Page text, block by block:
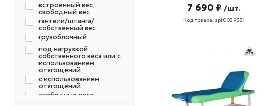
7 690 ₽ /шт.
Код товара: spt0039331
REBEL
SHUA
SPEEDIANCE
SPIRIT
STARFIT
SVENSSON
TANGEN
TORRES
встроенный вес,
свободный вес
гантели/штанга/
собственный вес
грузоблочный
под нагрузкой
собственного веса или с
использованием
отягощений
с использованием
отягощений
свободные веса